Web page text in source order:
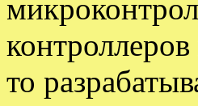
то